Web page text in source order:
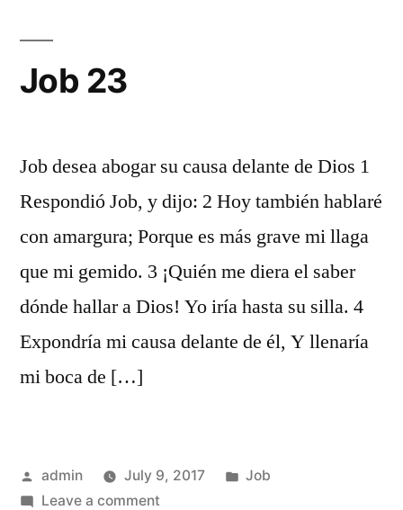
Job 23
Job desea abogar su causa delante de Dios 1
Respondió Job, y dijo: 2 Hoy también hablaré
con amargura; Porque es más grave mi llaga
que mi gemido. 3 ¡Quién me diera el saber
dónde hallar a Dios! Yo iría hasta su silla. 4
Expondría mi causa delante de él, Y llenaría
mi boca de […]
Posted
by
admin July 9, 2017
Posted
Job
Leave a commenton